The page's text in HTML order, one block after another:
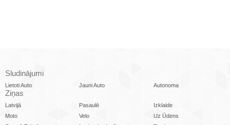
Sludinājumi
Lietoti Auto Jauni Auto Autonoma
Ziņas
Latvijā Pasaulē
Izklaide
Moto
Velo
Uz Ūdens